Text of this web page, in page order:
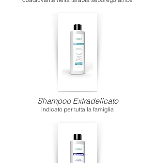
Shampoo Extradelicato
indicato per tutta la famiglia